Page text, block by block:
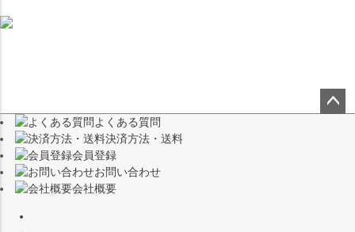
よくある質問
決済方法・送料
会員登録
お問い合わせ
会社概要